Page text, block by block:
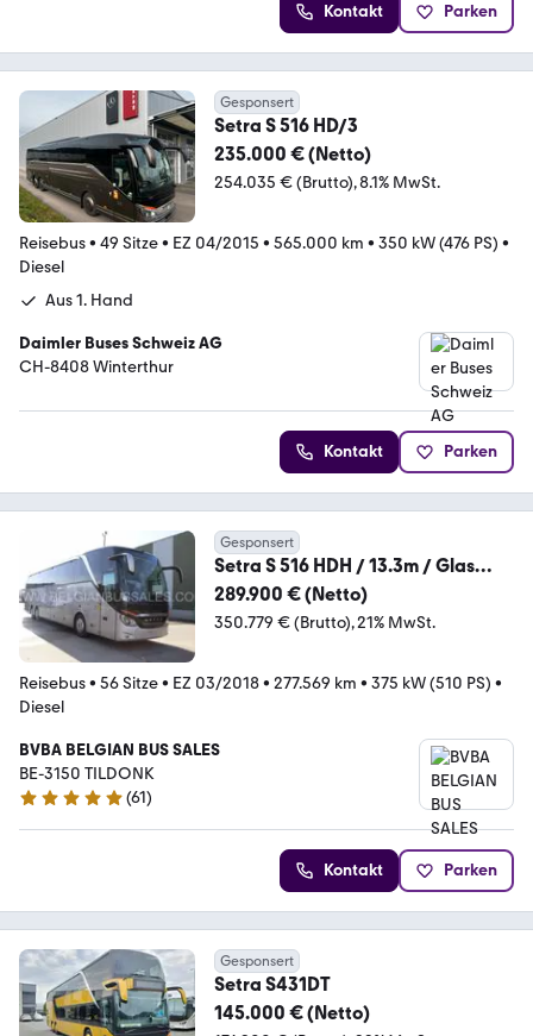
Kontakt Parken
Gesponsert
Setra S 516 HD/3
235.000 € (Netto)
254.035 € (Brutto) 8.1% MwSt.
Reisebus• 49 Sitze• EZ 04/2015 • 565.000 km • 350 kW (476 PS) •
Diesel
Aus 1. Hand
Daimler Buses Schweiz AG
CH-8408 Winterthur
Kontakt Parken
Gesponsert
Setra S 516 HDH / 13.3m / Glas
Dach / Panoramic Roof /
289.900 € (Netto)
350.779 € (Brutto) 21% MwSt.
Reisebus• 56 Sitze• EZ 03/2018• 277.569 km • 375 kW (510 PS) •
Diesel
BVBA BELGIAN BUS SALES
BE-3150 TILDONK
4.9 Sterne
(61)
Kontakt Parken
Gesponsert
Setra S431DT
145.000 € (Netto)